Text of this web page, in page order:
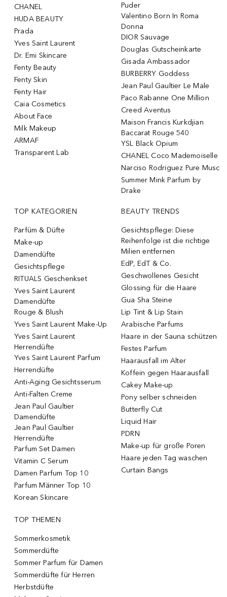
CHANEL
HUDA BEAUTY
Prada
Yves Saint Laurent
Dr. Emi Skincare
Fenty Beauty
Fenty Skin
Fenty Hair
Caia Cosmetics
About Face
Milk Makeup
ARMAF
Transparent Lab
Puder
Valentino Born In Roma
Donna
DIOR Sauvage
Douglas Gutscheinkarte
Gisada Ambassador
BURBERRY Goddess
Jean Paul Gaultier Le Male
Paco Rabanne One Million
Creed Aventus
Maison Francis Kurkdjian
Baccarat Rouge 540
YSL Black Opium
CHANEL Coco Mademoiselle
Narciso Rodriguez Pure Musc
Summer Mink Parfum by
Drake
TOP KATEGORIEN
Parfüm & Düfte
Make-up
Damendüfte
Gesichtspflege
RITUALS Geschenkset
Yves Saint Laurent
Damendüfte
Rouge & Blush
Yves Saint Laurent Make-Up
Yves Saint Laurent
Herrendüfte
Yves Saint Laurent Parfum
Herrendüfte
Anti-Aging Gesichtsserum
Anti-Falten Creme
Jean Paul Gaultier
Damendüfte
Jean Paul Gaultier
Herrendüfte
Parfum Set Damen
Vitamin C Serum
Damen Parfum Top 10
Parfum Männer Top 10
Korean Skincare
BEAUTY TRENDS
Gesichtspflege: Diese
Reihenfolge ist die richtige
Milien entfernen
EdP, EdT & Co.
Geschwollenes Gesicht
Glossing für die Haare
Gua Sha Steine
Lip Tint & Lip Stain
Arabische Parfums
Haare in der Sauna schützen
Festes Parfum
Haarausfall im Alter
Koffein gegen Haarausfall
Cakey Make-up
Pony selber schneiden
Butterfly Cut
Liquid Hair
PDRN
Make-up für große Poren
Haare jeden Tag waschen
Curtain Bangs
TOP THEMEN
Sommerkosmetik
Sommerdüfte
Sommer Parfum für Damen
Sommerdüfte für Herren
Herbstdüfte